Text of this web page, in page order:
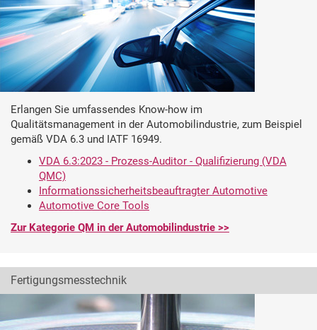
Erlangen Sie umfassendes Know-how im
Qualitätsmanagement in der Automobilindustrie, zum Beispiel
gemäß VDA 6.3 und IATF 16949.
VDA 6.3:2023 - Prozess-Auditor - Qualifizierung (VDA
QMC)
Informationssicherheitsbeauftragter Automotive
Automotive Core Tools
Zur Kategorie QM in der Automobilindustrie >>
Fertigungsmesstechnik